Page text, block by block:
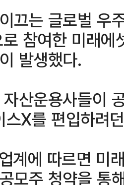
끄는 글로벌 우
참여한 미래
발생했다.
산운용사들이
X를 편입하려
계에 따르면 미
모주 청약을 통